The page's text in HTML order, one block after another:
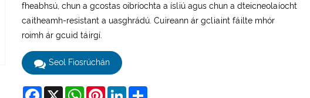
fheabhsú, chun a gcostas oibríochta a ísliú agus chun a dteicneolaíocht
caitheamh-resistant a uasghrádú. Cuireann ár gcliaint fáilte mhór
roimh ár gcuid táirgí.
Seol Fiosrúchán
Facebook
X WhatsAppPinterestLinkedInShare